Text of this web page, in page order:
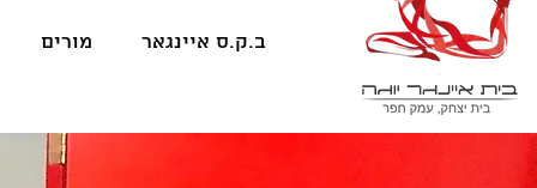
ב.ק.ס איינגאר מורים